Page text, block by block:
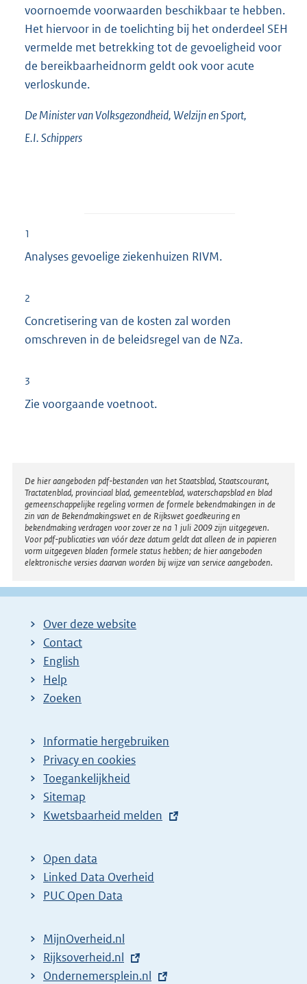
voornoemde voorwaarden beschikbaar te hebben.
Het hiervoor in de toelichting bij het onderdeel SEH
vermelde met betrekking tot de gevoeligheid voor
de bereikbaarheidnorm geldt ook voor acute
verloskunde.
De Minister van Volksgezondheid, Welzijn en Sport,
E.I.Schippers
1
Analyses gevoelige ziekenhuizen RIVM.
2
Concretisering van de kosten zal worden
omschreven in de beleidsregel van de NZa.
3
Zie voorgaande voetnoot.
Disclaimer
De hier aangeboden pdf-bestanden van het Staatsblad, Staatscourant,
Tractatenblad, provinciaal blad, gemeenteblad, waterschapsblad en blad
gemeenschappelijke regeling vormen de formele bekendmakingen in de
zin van de Bekendmakingswet en de Rijkswet goedkeuring en
bekendmaking verdragen voor zover ze na 1 juli 2009 zijn uitgegeven.
Voor pdf-publicaties van vóór deze datum geldt dat alleen de in papieren
vorm uitgegeven bladen formele status hebben; de hier aangeboden
elektronische versies daarvan worden bij wijze van service aangeboden.
Over deze website
Contact
English
Help
Zoeken
Informatie hergebruiken
Privacy en cookies
Toegankelijkheid
Sitemap
E
t
e
r
l
i
Kwetsbaarheid melden
Open data
Linked Data Overheid
PUC Open Data
MijnOverheid.nl
E
x
Rijksoverheid.nl
E
Ondernemersplein.nl